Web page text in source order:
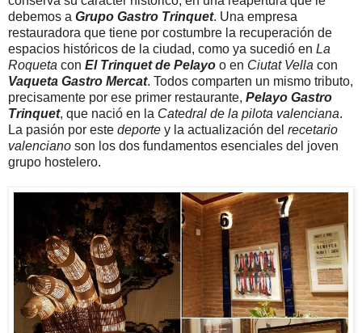
debemos a Grupo Gastro Trinquet. Una empresa
restauradora que tiene por costumbre la recuperación de
espacios históricos de la ciudad, como ya sucedió en La
Roqueta con El Trinquet de Pelayo o en Ciutat Vella con
Vaqueta Gastro Mercat. Todos comparten un mismo tributo,
precisamente por ese primer restaurante, Pelayo Gastro
Trinquet, que nació en la Catedral de la pilota valenciana.
La pasión por este deporte y la actualización del recetario
valenciano son los dos fundamentos esenciales del joven
grupo hostelero.